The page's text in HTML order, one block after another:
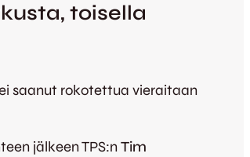
toisella
saanut rokotettua vieraitaan
jälkeen TPS:nTim